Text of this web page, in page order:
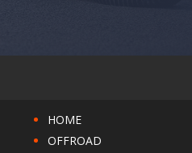
HOME
OFFROAD